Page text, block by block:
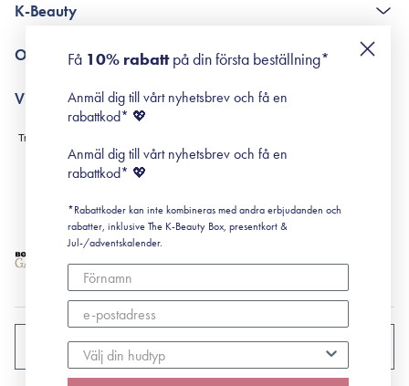
Poängshop - frågor och svar
K-Beauty
Retinol för nybörjare
Om Surisuri
Black Friday
Villkor
Leverans & Retur
Köpvillkor
Prenumerationsvillkor
Cookiepolicy
SVERIGE
Få 10% rabattpå din första beställning*
Anmäl dig till vårt nyhetsbrev och få en
rabattkod* 💖
Anmäl dig till vårt nyhetsbrev och få en
rabattkod* 💖
*Rabattkoder kan inte kombineras med andra erbjudanden och
rabatter, inklusive The K-Beauty Box, presentkort &
Jul-/adventskalender.